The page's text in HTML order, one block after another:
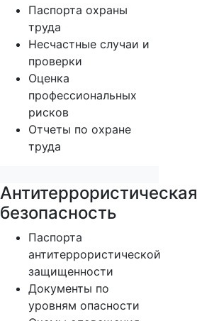
Паспорта охраны
труда
Несчастные случаи и
проверки
Оценка
профессиональных
рисков
Отчеты по охране
труда
Антитеррористическая
безопасность
Паспорта
антитеррористической
защищенности
Документы по
уровням опасности